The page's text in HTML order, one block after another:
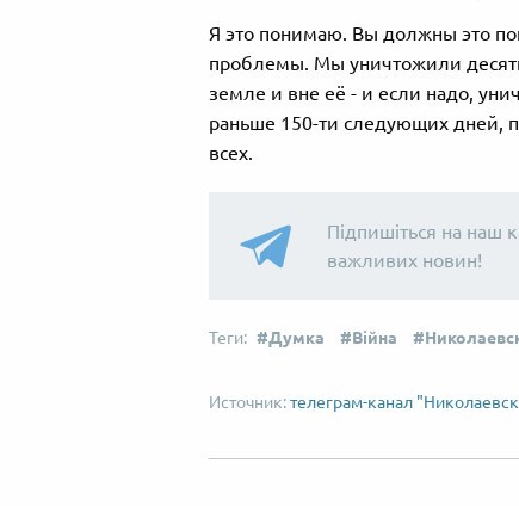
Я это понимаю. Вы должны это
проблемы. Мы уничтожили
земле и вне её - и если надо,
раньше 150-ти следующих дней,
всех.
Підпишіться на наш
важливих новин!
Думка Війна
телеграм-канал